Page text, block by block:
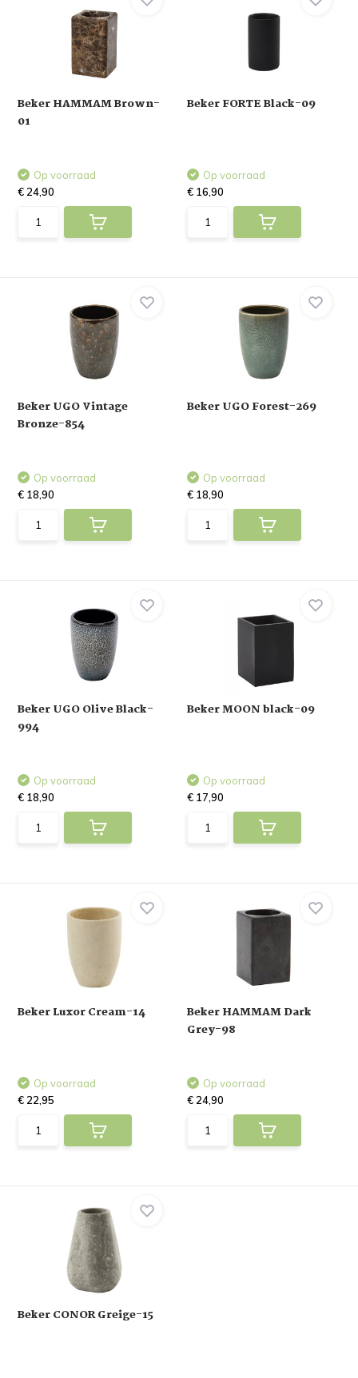
Beker HAMMAM Brown-
01
Op voorraad
€ 24,90
Beker FORTE Black-09
Op voorraad
€ 16,90
Beker UGO Vintage
Bronze-854
Op voorraad
€ 18,90
Beker UGO Forest-269
Op voorraad
€ 18,90
Beker UGO Olive Black-
994
Op voorraad
€ 18,90
Beker MOON black-09
Op voorraad
€ 17,90
Beker Luxor Cream-14
Op voorraad
€ 22,95
Beker HAMMAM Dark
Grey-98
Op voorraad
€ 24,90
Beker CONOR Greige-15